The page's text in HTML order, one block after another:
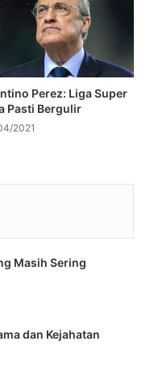
Perez: Liga Super
Pasti Bergulir
2021
Masih Sering
dan Kejahatan